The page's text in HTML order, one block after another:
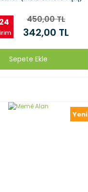
450,00 TL
342,00 TL
Sepete Ekle
Yeni